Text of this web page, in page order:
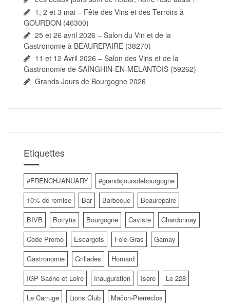
1, 2 et 3 mai – Fête des Vins et des Terroirs à
GOURDON (46300)
25 et 26 avril 2026 – Salon du Vin et de la
Gastronomie à BEAUREPAIRE (38270)
11 et 12 Avril 2026 – Salon des Vins et de la
Gastronomie de SAINGHIN-EN-MELANTOIS (59262)
Grands Jours de Bourgogne 2026
Etiquettes
#FRENCHJANUARY
#grandsjoursdebourgogne
10% de remise
Bar Barbecue
Beaurepaire
BIVB
Botrytis Bourgogne Caviste
Chardonnay
Code Promo
Escargots Foie-Gras
Gamay
Gastronomie
Grillades
Homard
IGP Saône et Loire
Inauguration Isère
Le 228
Le Carruge
Lions Club
Maĉon-Pierreclos